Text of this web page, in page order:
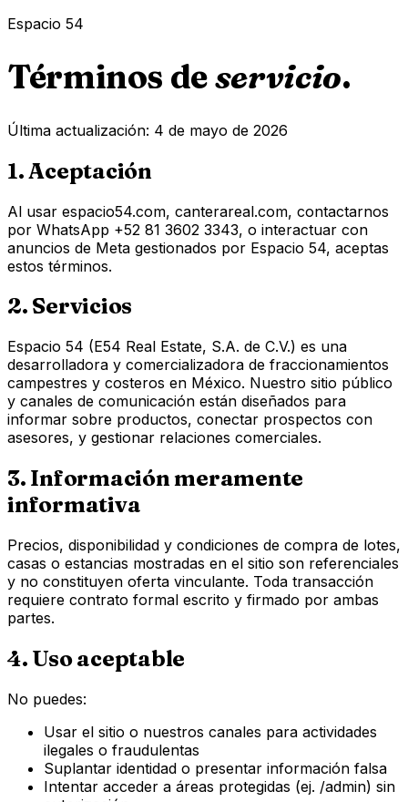
Espacio 54
Términos deservicio.
Última actualización: 4 de mayo de 2026
1. Aceptación
Al usar espacio54.com, canterareal.com, contactarnos
por WhatsApp +52 81 3602 3343, o interactuar con
anuncios de Meta gestionados por Espacio 54, aceptas
estos términos.
2. Servicios
Espacio 54 (E54 Real Estate, S.A. de C.V.) es una
desarrolladora y comercializadora de fraccionamientos
campestres y costeros en México. Nuestro sitio público
y canales de comunicación están diseñados para
informar sobre productos, conectar prospectos con
asesores, y gestionar relaciones comerciales.
3. Información meramente
informativa
Precios, disponibilidad y condiciones de compra de lotes,
casas o estancias mostradas en el sitio son referenciales
y no constituyen oferta vinculante. Toda transacción
requiere contrato formal escrito y firmado por ambas
partes.
4. Uso aceptable
No puedes:
Usar el sitio o nuestros canales para actividades
ilegales o fraudulentas
Suplantar identidad o presentar información falsa
Intentar acceder a áreas protegidas (ej. /admin) sin